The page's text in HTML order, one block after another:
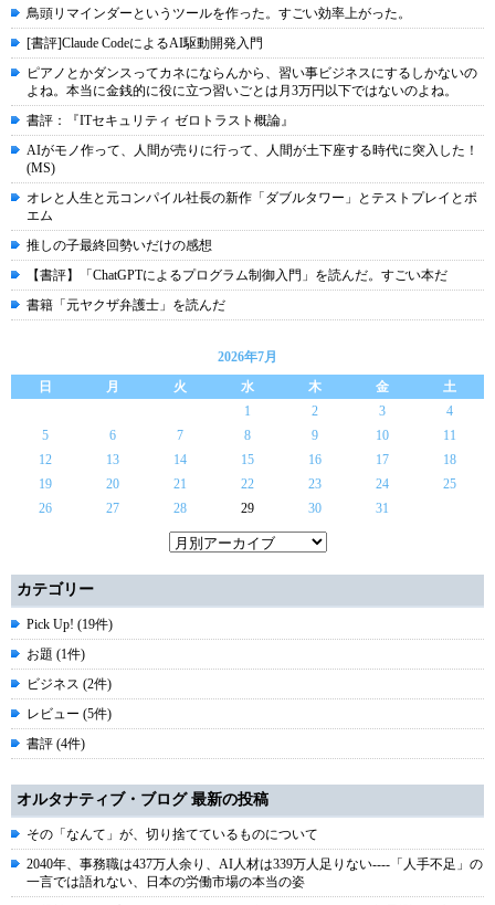
鳥頭リマインダーというツールを作った。すごい効率上がった。
[書評]Claude CodeによるAI駆動開発入門
ピアノとかダンスってカネにならんから、習い事ビジネスにするしかないの
よね。本当に金銭的に役に立つ習いごとは月3万円以下ではないのよね。
書評：『ITセキュリティ ゼロトラスト概論』
AIがモノ作って、人間が売りに行って、人間が土下座する時代に突入した！
(MS)
オレと人生と元コンパイル社長の新作「ダブルタワー」とテストプレイとポ
エム
推しの子最終回勢いだけの感想
【書評】「ChatGPTによるプログラム制御入門」を読んだ。すごい本だ
書籍「元ヤクザ弁護士」を読んだ
2026年7月
日
月 火 水 木 金
土
1
2 3
4
5
6 7 8 9 10
11
12
13 14 15 16 17
18
19
20 21 22 23 24
25
26
27 28 29 30 31
カテゴリー
Pick Up! (19件)
お題 (1件)
ビジネス (2件)
レビュー (5件)
書評 (4件)
オルタナティブ・ブログ 最新の投稿
その「なんて」が、切り捨てているものについて
2040年、事務職は437万人余り、AI人材は339万人足りない----「人手不足」の
一言では語れない、日本の労働市場の本当の姿